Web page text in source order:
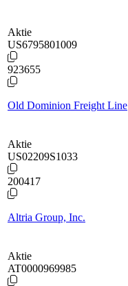
Aktie
US6795801009
923655
Old Dominion Freight Line
Aktie
US02209S1033
200417
Altria Group, Inc.
Aktie
AT0000969985